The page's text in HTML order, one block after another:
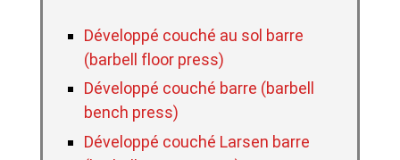
Développé couché au sol barre
(barbell floor press)
Développé couché barre (barbell
bench press)
Développé couché Larsen barre